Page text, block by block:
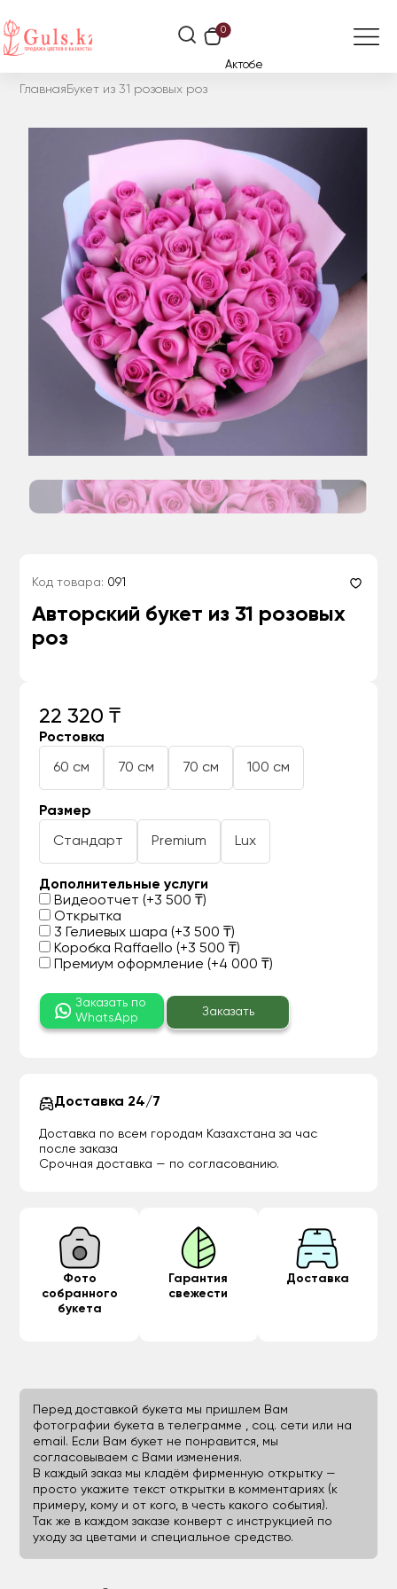
0
Актобе
Главная Букет из 31 розовых роз
Код товара: 091
Авторский букет из 31 розовых
роз
22 320 ₸
Ростовка
60 см 70 см 70 см 100 см
Размер
Стандарт Premium Lux
Дополнительные услуги
Видеоотчет (+3 500 ₸)
Открытка
3 Гелиевых шара (+3 500 ₸)
Коробка Raffaello (+3 500 ₸)
Премиум оформление (+4 000 ₸)
Заказать по
WhatsApp
Заказать
Доставка 24/7
Доставка по всем городам Казахстана за час
после заказа
Срочная доставка — по согласованию.
Фото
собранного
букета
Гарантия
свежести
Доставка
Перед доставкой букета мы пришлем Вам
фотографии букета в телеграмме , соц. сети или на
email. Если Вам букет не понравится, мы
согласовываем с Вами изменения.
В каждый заказ мы кладём фирменную открытку —
просто укажите текст открытки в комментариях (к
примеру, кому и от кого, в честь какого события).
Так же в каждом заказе конверт с инструкцией по
уходу за цветами и специальное средство.